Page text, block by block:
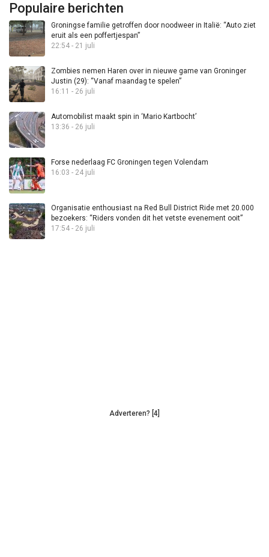
Populaire berichten
Groningse familie getroffen door noodweer in Italië: “Auto ziet
eruit als een poffertjespan”
22:54 - 21 juli
Zombies nemen Haren over in nieuwe game van Groninger
Justin (29): “Vanaf maandag te spelen”
16:11 - 26 juli
Automobilist maakt spin in ‘Mario Kartbocht’
13:36 - 26 juli
Forse nederlaag FC Groningen tegen Volendam
16:03 - 24 juli
Organisatie enthousiast na Red Bull District Ride met 20.000
bezoekers: “Riders vonden dit het vetste evenement ooit”
17:54 - 26 juli
Adverteren? [4]